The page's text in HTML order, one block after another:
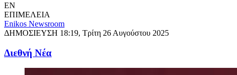
EN
ΕΠΙΜΕΛΕΙΑ
Enikos Newsroom
ΔΗΜΟΣΙΕΥΣΗ 18:19, Τρίτη 26 Αυγούστου 2025
Διεθνή Νέα